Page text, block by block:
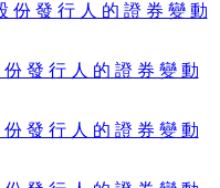
份 發 行 人 的 證 券 變 動
份 發 行 人 的 證 券 變 動
份 發 行 人 的 證 券 變 動